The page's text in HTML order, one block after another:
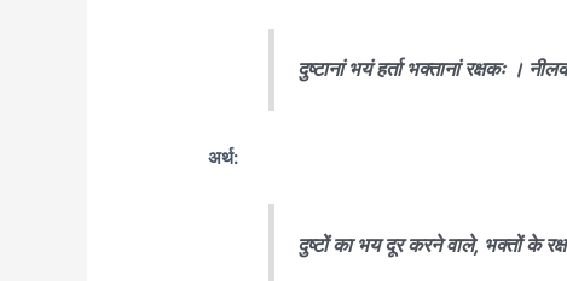
दुष्टानां भयं हर्ता भक्तानां रक्षकः ।
अर्थ:
दुष्टों का भय दूर करने वाले, भक्तों के